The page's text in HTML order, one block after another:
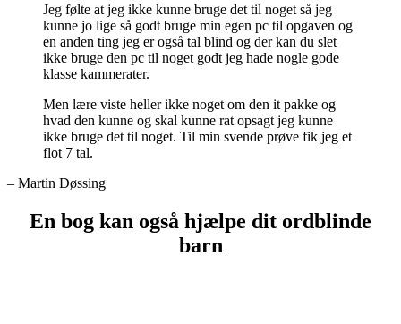
Jeg følte at jeg ikke kunne bruge det til noget så jeg
kunne jo lige så godt bruge min egen pc til opgaven og
en anden ting jeg er også tal blind og der kan du slet
ikke bruge den pc til noget godt jeg hade nogle gode
klasse kammerater.
Men lære viste heller ikke noget om den it pakke og
hvad den kunne og skal kunne rat opsagt jeg kunne
ikke bruge det til noget. Til min svende prøve fik jeg et
flot 7 tal.
– Martin Døssing
En bog kan også hjælpe dit ordblinde
barn